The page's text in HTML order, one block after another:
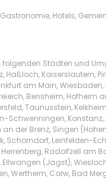
Hotels,
folgenden Städten und
Haßloch, Kaiserslautern,
am Main,
Bensheim, Hofheim
Taunusstein,
Schwenningen,
der Brenz, Singen
Schorndorf, Leinfelden-
Radolfzell am
Ellwangen (Jagst),
Wertheim, Calw, Bad